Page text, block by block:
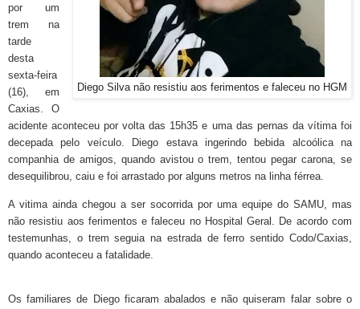
Diego Silva não resistiu aos ferimentos e faleceu no HGM
por um
trem na
tarde
desta
sexta-feira
(16), em
Caxias. O
acidente aconteceu por volta das 15h35 e uma das pernas da vítima foi
decepada pelo veículo. Diego estava ingerindo bebida alcoólica na
companhia de amigos, quando avistou o trem, tentou pegar carona, se
desequilibrou, caiu e foi arrastado por alguns metros na linha férrea.
A vitima ainda chegou a ser socorrida por uma equipe do SAMU, mas
não resistiu aos ferimentos e faleceu no Hospital Geral. De acordo com
testemunhas, o trem seguia na estrada de ferro sentido Codo/Caxias,
quando aconteceu a fatalidade.
Os familiares de Diego ficaram abalados e não quiseram falar sobre o